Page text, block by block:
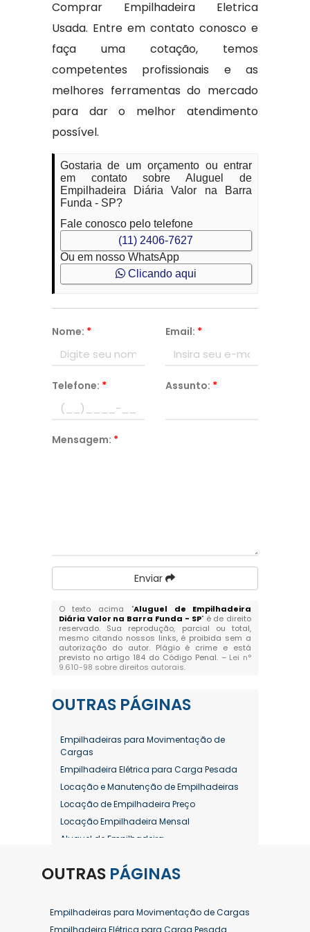
Comprar Empilhadeira Eletrica
Usada. Entre em contato conosco e
faça uma cotação, temos
competentes profissionais e as
melhores ferramentas do mercado
para dar o melhor atendimento
possível.
Gostaria de um orçamento ou entrar
em contato sobre Aluguel de
Empilhadeira Diária Valor na Barra
Funda - SP?
Fale conosco pelo telefone
(11) 2406-7627
Ou em nosso WhatsApp
Clicando aqui
Nome: * Email: *
Telefone: * Assunto: *
Mensagem: *
Enviar
O texto acima "Aluguel de Empilhadeira
Diária Valor na Barra Funda - SP" é de direito
reservado. Sua reprodução, parcial ou total,
mesmo citando nossos links, é proibida sem a
autorização do autor. Plágio é crime e está
previsto no artigo 184 do Código Penal. – Lei n°
9.610-98 sobre direitos autorais.
OUTRAS PÁGINAS
Empilhadeiras para Movimentação de
Cargas
Empilhadeira Elétrica para Carga Pesada
Locação e Manutenção de Empilhadeiras
Locação de Empilhadeira Preço
Locação Empilhadeira Mensal
Aluguel de Empilhadeira
Aluguel de Empilhadeira Diária Valor
Aluguel de Empilhadeira Elétrica Preço
Aluguel de Empilhadeira Mensal
OUTRAS PÁGINAS
Empilhadeiras para Movimentação de Cargas
Empilhadeira Elétrica para Carga Pesada